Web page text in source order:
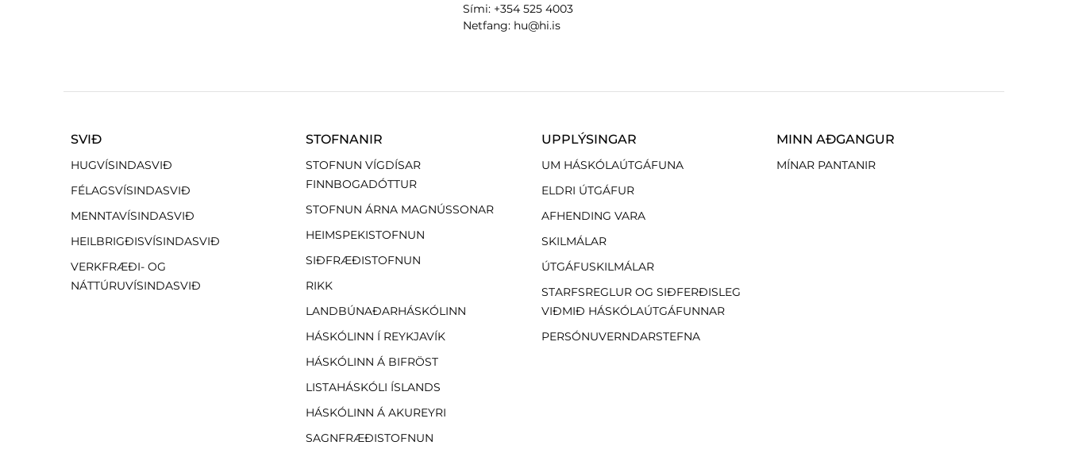
Sími: +354 525 4003
Netfang: hu@hi.is
SVIÐ
HUGVÍSINDASVIÐ
FÉLAGSVÍSINDASVIÐ
MENNTAVÍSINDASVIÐ
HEILBRIGÐISVÍSINDASVIÐ
VERKFRÆÐI- OG
NÁTTÚRUVÍSINDASVIÐ
STOFNANIR
STOFNUN VÍGDÍSAR
FINNBOGADÓTTUR
STOFNUN ÁRNA MAGNÚSSONAR
HEIMSPEKISTOFNUN
SIÐFRÆÐISTOFNUN
RIKK
LANDBÚNAÐARHÁSKÓLINN
HÁSKÓLINN Í REYKJAVÍK
HÁSKÓLINN Á BIFRÖST
LISTAHÁSKÓLI ÍSLANDS
HÁSKÓLINN Á AKUREYRI
SAGNFRÆÐISTOFNUN
UPPLÝSINGAR
UM HÁSKÓLAÚTGÁFUNA
ELDRI ÚTGÁFUR
AFHENDING VARA
SKILMÁLAR
ÚTGÁFUSKILMÁLAR
STARFSREGLUR OG SIÐFERÐISLEG
VIÐMIÐ HÁSKÓLAÚTGÁFUNNAR
PERSÓNUVERNDARSTEFNA
MINN AÐGANGUR
MÍNAR PANTANIR